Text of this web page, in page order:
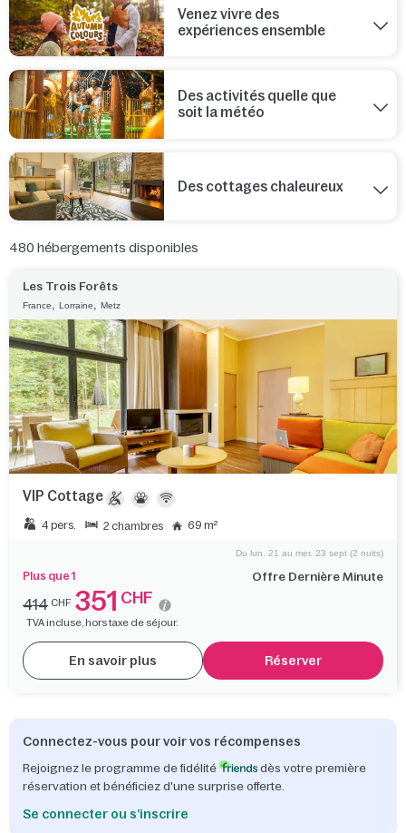
Venez vivre des
expériences ensemble
Des activités quelle que
soit la météo
Des cottages chaleureux
480 hébergements disponibles
Les Trois Forêts
France, Lorraine, Metz
VIP Cottage
4 pers. 2 chambres 69 m²
Plus que 1 Offre Dernière Minute
Du lun. 21 au mer. 23 sept (2 nuits)
414 CHF 351 CHF
TVA incluse, hors taxe de séjour.
En savoir plus Réserver
Connectez-vous pour voir vos récompenses
Rejoignez le programme de fidélité
dès votre première
réservation et bénéficiez d'une surprise offerte.
Se connecter ou s’inscrire